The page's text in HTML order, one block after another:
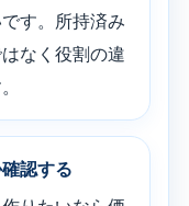
す。所持済み
なく役割の違
認する